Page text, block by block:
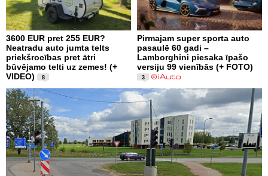
3600 EUR pret 255 EUR?
Neatradu auto jumta telts
priekšrocības pret ātri
būvējamo telti uz zemes! (+
VIDEO)
8
Pirmajam super sporta auto
pasaulē 60 gadi –
Lamborghini piesaka īpašo
versiju 99 vienībās (+ FOTO)
3